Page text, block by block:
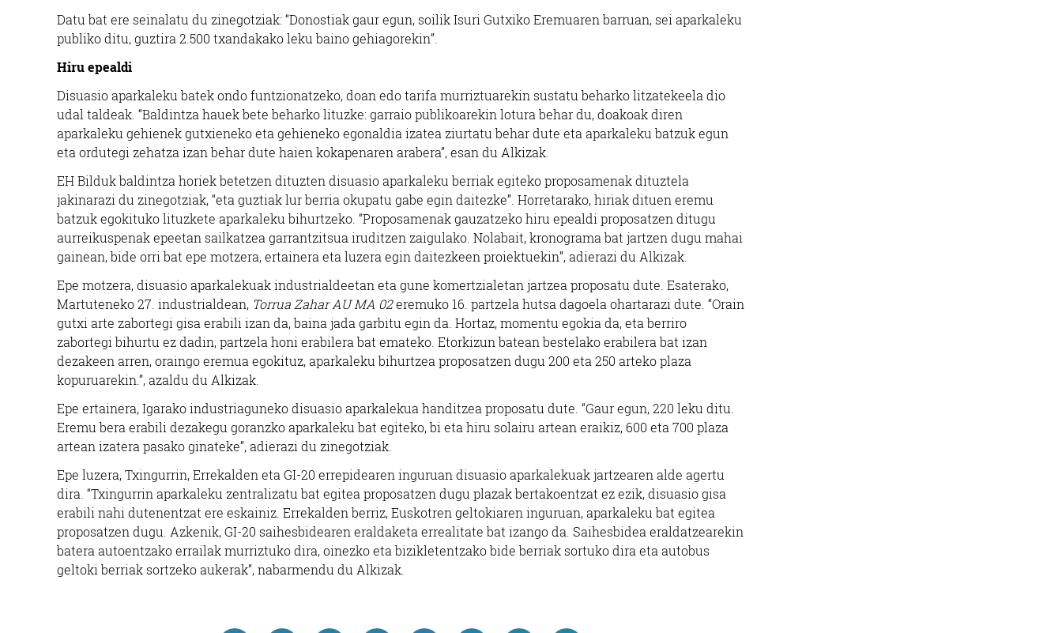
Datu bat ere seinalatu du zinegotziak: “Donostiak gaur egun, soilik Isuri Gutxiko Eremuaren barruan, sei aparkaleku
publiko ditu, guztira 2.500 txandakako leku baino gehiagorekin”.
Hiru epealdi
Disuasio aparkaleku batek ondo funtzionatzeko, doan edo tarifa murriztuarekin sustatu beharko litzatekeela dio
udal taldeak. “Baldintza hauek bete beharko lituzke: garraio publikoarekin lotura behar du, doakoak diren
aparkaleku gehienek gutxieneko eta gehieneko egonaldia izatea ziurtatu behar dute eta aparkaleku batzuk egun
eta ordutegi zehatza izan behar dute haien kokapenaren arabera”, esan du Alkizak.
EH Bilduk baldintza horiek betetzen dituzten disuasio aparkaleku berriak egiteko proposamenak dituztela
jakinarazi du zinegotziak, “eta guztiak lur berria okupatu gabe egin daitezke”. Horretarako, hiriak dituen eremu
batzuk egokituko lituzkete aparkaleku bihurtzeko. “Proposamenak gauzatzeko hiru epealdi proposatzen ditugu
aurreikuspenak epeetan sailkatzea garrantzitsua iruditzen zaigulako. Nolabait, kronograma bat jartzen dugu mahai
gainean, bide orri bat epe motzera, ertainera eta luzera egin daitezkeen proiektuekin”, adierazi du Alkizak.
Epe motzera, disuasio aparkalekuak industrialdeetan eta gune komertzialetan jartzea proposatu dute. Esaterako,
Martuteneko 27. industrialdean, Torrua Zahar AU MA 02eremuko 16. partzela hutsa dagoela ohartarazi dute. “Orain
gutxi arte zabortegi gisa erabili izan da, baina jada garbitu egin da. Hortaz, momentu egokia da, eta berriro
zabortegi bihurtu ez dadin, partzela honi erabilera bat emateko. Etorkizun batean bestelako erabilera bat izan
dezakeen arren, oraingo eremua egokituz, aparkaleku bihurtzea proposatzen dugu 200 eta 250 arteko plaza
kopuruarekin.”, azaldu du Alkizak.
Epe ertainera, Igarako industriaguneko disuasio aparkalekua handitzea proposatu dute. “Gaur egun, 220 leku ditu.
Eremu bera erabili dezakegu goranzko aparkaleku bat egiteko, bi eta hiru solairu artean eraikiz, 600 eta 700 plaza
artean izatera pasako ginateke”, adierazi du zinegotziak.
Epe luzera, Txingurrin, Errekalden eta GI-20 errepidearen inguruan disuasio aparkalekuak jartzearen alde agertu
dira. “Txingurrin aparkaleku zentralizatu bat egitea proposatzen dugu plazak bertakoentzat ez ezik, disuasio gisa
erabili nahi dutenentzat ere eskainiz. Errekalden berriz, Euskotren geltokiaren inguruan, aparkaleku bat egitea
proposatzen dugu. Azkenik, GI-20 saihesbidearen eraldaketa errealitate bat izango da. Saihesbidea eraldatzearekin
batera autoentzako errailak murriztuko dira, oinezko eta bizikletentzako bide berriak sortuko dira eta autobus
geltoki berriak sortzeko aukerak”, nabarmendu du Alkizak.